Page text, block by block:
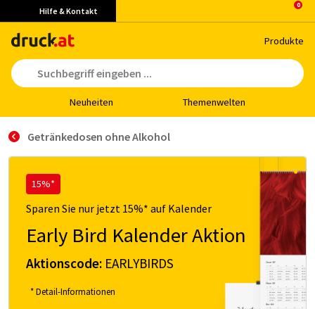
Hilfe & Kontakt
Pro­duk­te
Neu­hei­ten The­men­wel­ten
Getränkedosen ohne Alkohol
15%*
Sparen Sie nur jetzt 15%* auf Kalender
Early Bird Kalender Aktion
Aktionscode: EARLYBIRDS
* Detail-Informationen